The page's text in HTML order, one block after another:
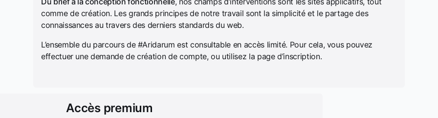
comme de création. Les grands principes de notre travail sont la simplicité et le partage des
connaissances au travers des derniers standards du web.
L’ensemble du parcours de #Aridarum est consultable en accès limité. Pour cela, vous pouvez
effectuer une demande de création de compte, ou utilisez la page d’inscription.
Accès premium